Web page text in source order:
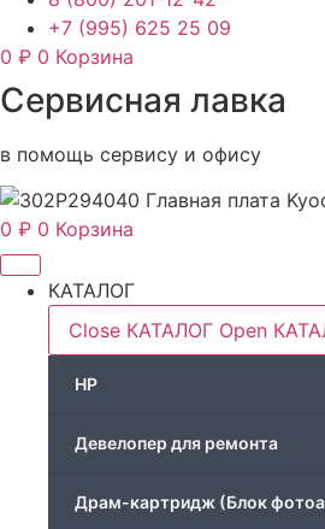
+7 (995) 625 25 09
0 ₽ 0 Корзина
Сервисная лавка
в помощь сервису и офису
0 ₽ 0 Корзина
КАТАЛОГ
Close КАТАЛОГ Open
HP
Девелопер для ремонта
Драм-картридж (Блок